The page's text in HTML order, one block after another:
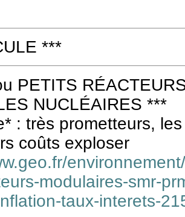
***
PETITS
NUCLÉAIRES ***
: très prometteurs,
coûts exploser
modulaires-smr-
taux-interets-